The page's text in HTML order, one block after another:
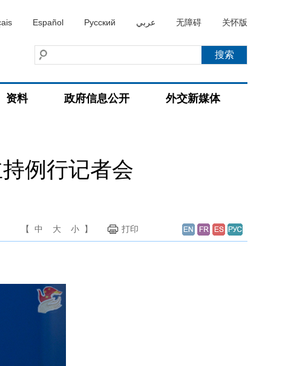
Español Русский عربي 无障碍 关怀版
资料 政府信息公开 外交新媒体
例行记者会
【 中 大 小 】 打印